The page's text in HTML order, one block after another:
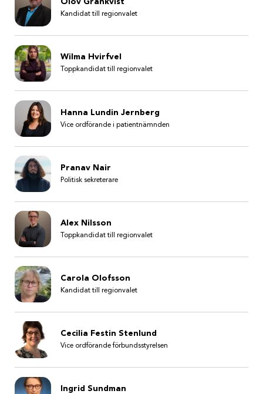
Olov Grankvist
Kandidat till regionvalet
Wilma Hvirfvel
Toppkandidat till regionvalet
Hanna Lundin Jernberg
Vice ordförande i patientnämnden
Pranav Nair
Politisk sekreterare
Alex Nilsson
Toppkandidat till regionvalet
Carola Olofsson
Kandidat till regionvalet
Cecilia Festin Stenlund
Vice ordförande förbundsstyrelsen
Ingrid Sundman